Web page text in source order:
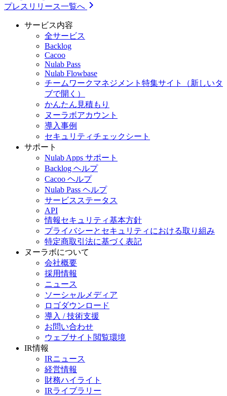
プレスリリース一覧へ
サービス内容
全サービス
Backlog
Cacoo
Nulab Pass
Nulab Flowbase
チームワークマネジメント特集サイト
（新しいタ
ブで開く）
かんたん見積もり
ヌーラボアカウント
導入事例
セキュリティチェックシート
サポート
Nulab Apps サポート
Backlog ヘルプ
Cacoo ヘルプ
Nulab Pass ヘルプ
サービスステータス
API
情報セキュリティ基本方針
プライバシーとセキュリティにおける取り組み
特定商取引法に基づく表記
ヌーラボについて
会社概要
採用情報
ニュース
ソーシャルメディア
ロゴダウンロード
導入 / 技術支援
お問い合わせ
ウェブサイト閲覧環境
IR情報
IRニュース
経営情報
財務ハイライト
IRライブラリー